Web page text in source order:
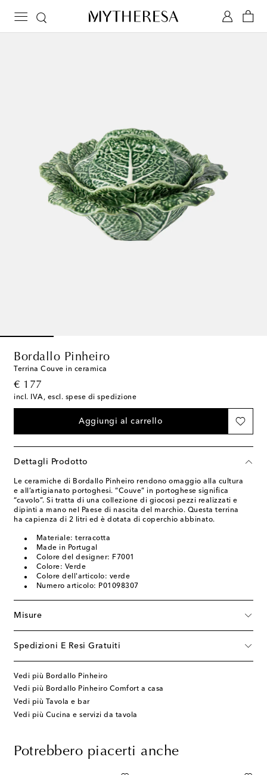
Bordallo Pinheiro
Terrina Couve in ceramica
€ 177
original price
incl. IVA, escl. spese di spedizione
Aggiungi al carrello
Dettagli Prodotto
Le ceramiche di Bordallo Pinheiro rendono omaggio alla cultura
e all’artigianato portoghesi. “Couve” in portoghese significa
“cavolo”. Si tratta di una collezione di giocosi pezzi realizzati e
dipinti a mano nel Paese di nascita del marchio. Questa terrina
ha capienza di 2 litri ed è dotata di coperchio abbinato.
Materiale: terracotta
Made in Portugal
Colore del designer: F7001
Colore: Verde
Colore dell'articolo: verde
Numero articolo: P01098307
Misure
Spedizioni E Resi Gratuiti
Vedi più Bordallo Pinheiro
Vedi più Bordallo Pinheiro Comfort a casa
Vedi più Tavola e bar
Vedi più Cucina e servizi da tavola
Potrebbero piacerti anche